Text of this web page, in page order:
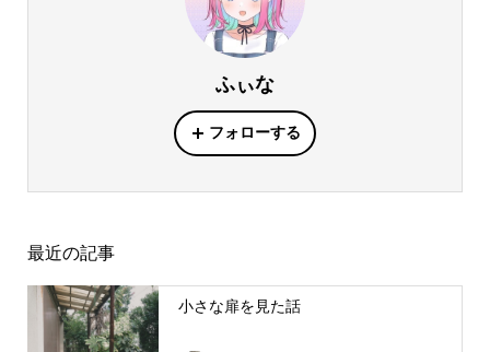
ふぃな
フォローする
最近の記事
小さな扉を見た話